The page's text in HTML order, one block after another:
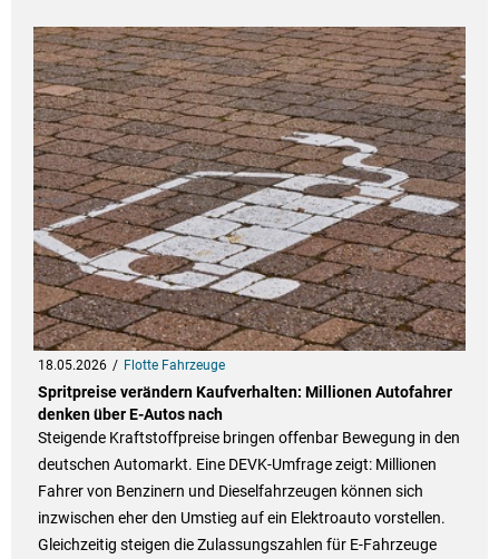
18.05.2026 Flotte Fahrzeuge
Spritpreise verändern Kaufverhalten: Millionen Autofahrer
denken über E-Autos nach
Steigende Kraftstoffpreise bringen offenbar Bewegung in den
deutschen Automarkt. Eine DEVK-Umfrage zeigt: Millionen
Fahrer von Benzinern und Dieselfahrzeugen können sich
inzwischen eher den Umstieg auf ein Elektroauto vorstellen.
Gleichzeitig steigen die Zulassungszahlen für E-Fahrzeuge